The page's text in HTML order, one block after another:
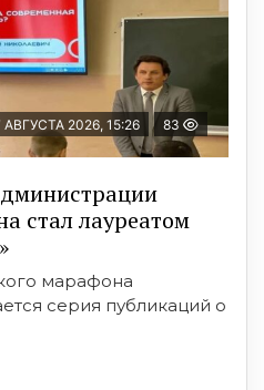
АВГУСТА 2026, 15:26 83
стал лауреатом
марафона
серия публикаций о